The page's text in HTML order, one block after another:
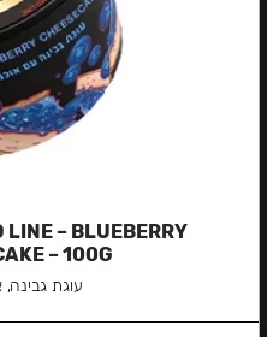
LINE – BLUEBERRY
– 100G
עוגת גבינה,